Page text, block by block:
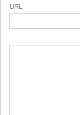
URL